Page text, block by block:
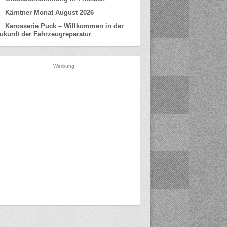
Kärntner Monat August 2026
Karosserie Puck – Willkommen in der
der Fahrzeugreparatur
Werbung